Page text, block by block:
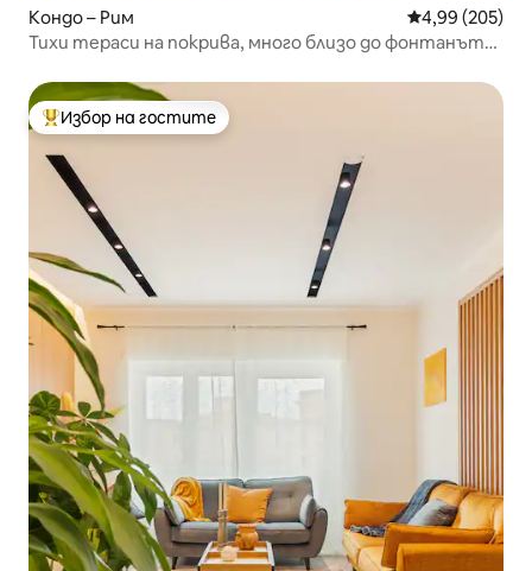
Кондо – Рим Средна
4,99 (205)
Тихи тераси на покрива, много близо до фонтанът
Най-популярен избор на гостите
Избор на гостите